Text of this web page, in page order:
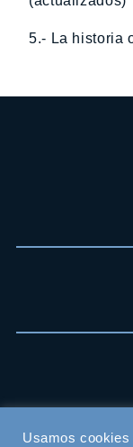
5.- La historia
Usamos